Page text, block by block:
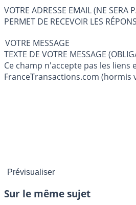
VOTRE ADRESSE EMAIL (NE SERA
PERMET DE RECEVOIR LES
VOTRE MESSAGE
TEXTE DE VOTRE
Ce champ n'accepte pas les liens
FranceTransactions.com (hormis